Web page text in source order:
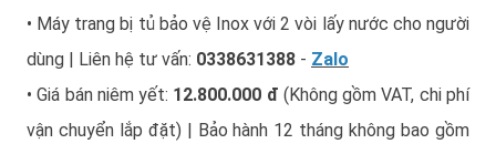
• Máy trang bị tủ bảo vệ Inox với 2 vòi lấy nước cho người
dùng | Liên hệ tư vấn: 0338631388 - Zalo
• Giá bán niêm yết: 12.800.000 đ (Không gồm VAT, chi phí
vận chuyển lắp đặt) | Bảo hành 12 tháng không bao gồm